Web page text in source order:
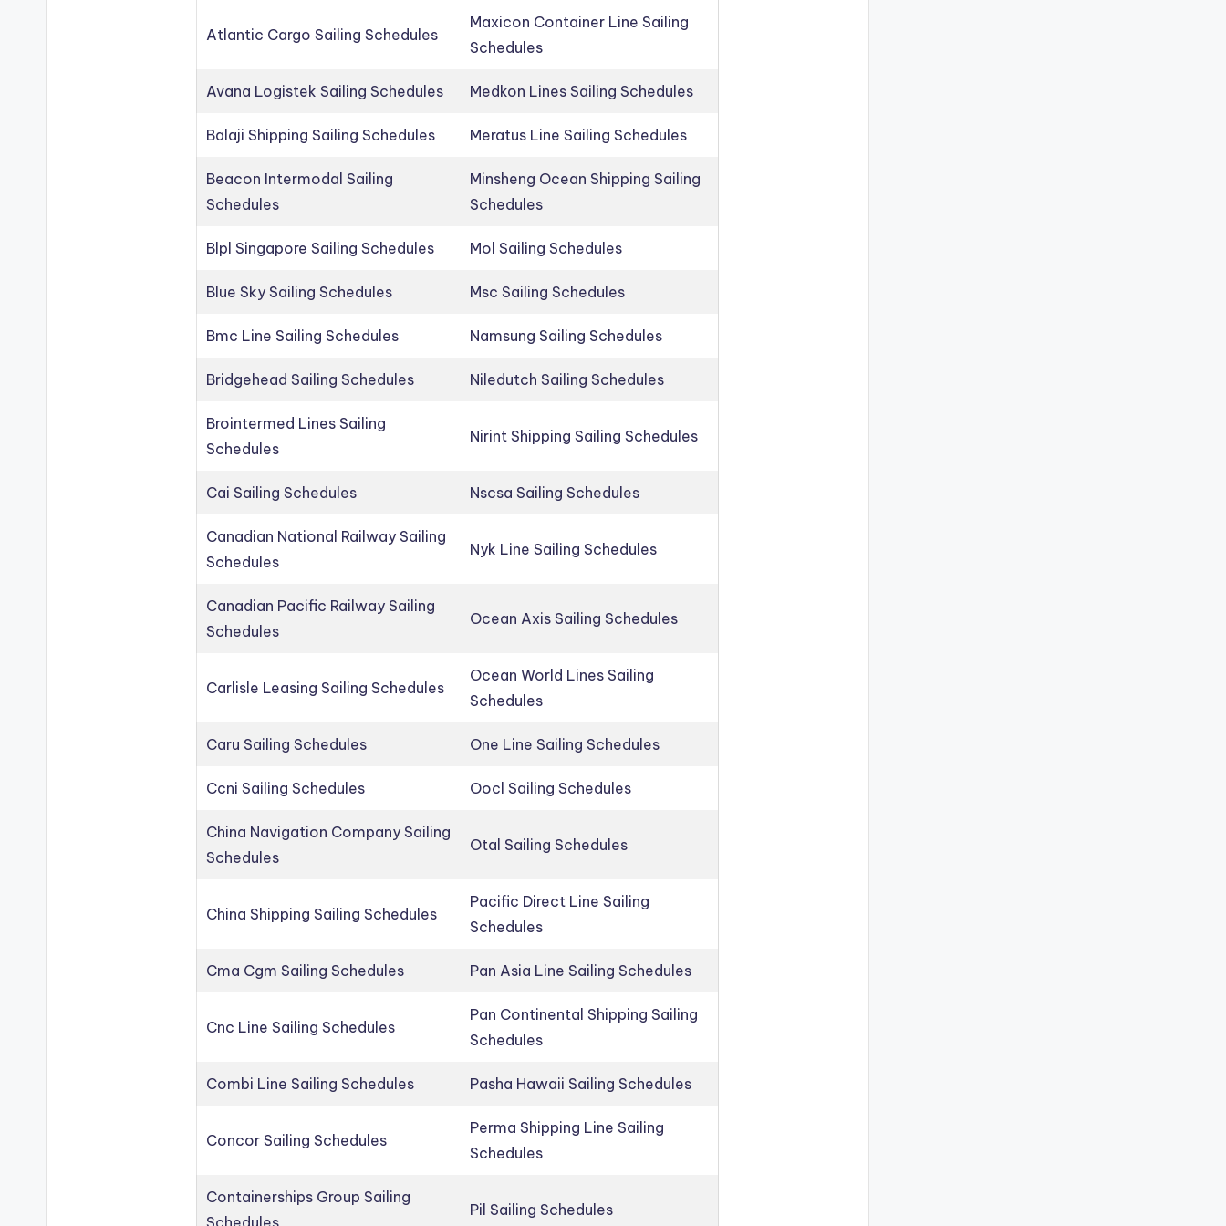
Atlantic Cargo Sailing Schedules
Maxicon Container Line Sailing
Schedules
Avana Logistek Sailing Schedules Medkon Lines Sailing Schedules
Balaji Shipping Sailing Schedules Meratus Line Sailing Schedules
Beacon Intermodal Sailing
Schedules
Minsheng Ocean Shipping Sailing
Schedules
Blpl Singapore Sailing Schedules Mol Sailing Schedules
Blue Sky Sailing Schedules Msc Sailing Schedules
Bmc Line Sailing Schedules Namsung Sailing Schedules
Bridgehead Sailing Schedules Niledutch Sailing Schedules
Brointermed Lines Sailing
Schedules
Nirint Shipping Sailing Schedules
Cai Sailing Schedules Nscsa Sailing Schedules
Canadian National Railway Sailing
Schedules
Nyk Line Sailing Schedules
Canadian Pacific Railway Sailing
Schedules
Ocean Axis Sailing Schedules
Carlisle Leasing Sailing Schedules
Ocean World Lines Sailing
Schedules
Caru Sailing Schedules One Line Sailing Schedules
Ccni Sailing Schedules Oocl Sailing Schedules
China Navigation Company Sailing
Schedules
Otal Sailing Schedules
China Shipping Sailing Schedules
Pacific Direct Line Sailing
Schedules
Cma Cgm Sailing Schedules Pan Asia Line Sailing Schedules
Cnc Line Sailing Schedules
Pan Continental Shipping Sailing
Schedules
Combi Line Sailing Schedules Pasha Hawaii Sailing Schedules
Concor Sailing Schedules
Perma Shipping Line Sailing
Schedules
Containerships Group Sailing
Schedules
Pil Sailing Schedules